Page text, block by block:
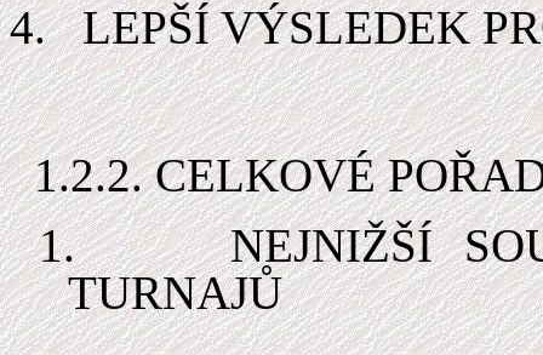
4.
LEPŠÍ VÝSLEDEK
1.2.2. CELKOVÉ
1.
NEJNIŽŠÍ
TURNAJŮ